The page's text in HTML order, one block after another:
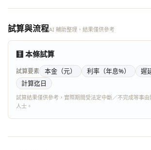
試算與流程AI 輔助整理，結果僅供參考
🧮 本條試算
試算要素 本金（元） 利率（年息%）
遲
計算迄日
試算結果僅供參考，實際期間受法定中斷／不完成等事
人士。